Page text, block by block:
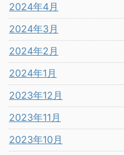
2024年4月
2024年3月
2024年2月
2024年1月
2023年12月
2023年11月
2023年10月